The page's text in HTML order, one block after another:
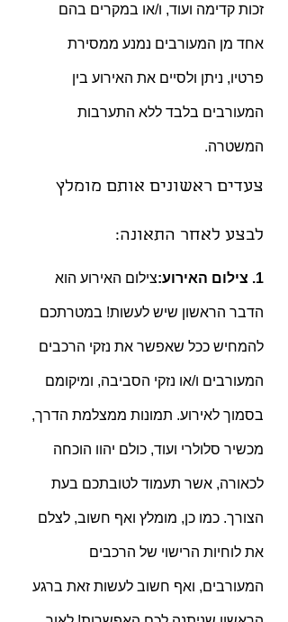
זכות קדימה ועוד, ו/או במקרים בהם
אחד מן המעורבים נמנע ממסירת
פרטיו, ניתן ולסיים את האירוע בין
המעורבים בלבד ללא התערבות
המשטרה.
צעדים ראשונים אותם מומלץ
לבצע לאחר התאונה:
1. צילום האירוע: צילום האירוע הוא
הדבר הראשון שיש לעשות! במטרתכם
להמחיש ככל שאפשר את נזקי הרכבים
המעורבים ו/או נזקי הסביבה, ומיקומם
בסמוך לאירוע. תמונות ממצלמת הדרך,
מכשיר סלולרי ועוד, כולם יהוו הוכחה
לכאורה, אשר תעמוד לטובתכם בעת
הצורך. כמו כן, מומלץ ואף חשוב, לצלם
את לוחיות הרישוי של הרכבים
המעורבים, ואף חשוב לעשות זאת ברגע